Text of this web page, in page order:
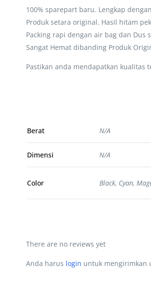
100% sparepart baru. Lengkap
Produk setara original. Hasil hitam
Packing rapi dengan air bag dan Dus
Sangat Hemat dibanding Produk
Pastikan anda mendapatkan kualitas
Berat N/A
Dimensi N/A
Color Black, Cyan,
There are no reviews yet
Anda harus login untuk mengirimkan